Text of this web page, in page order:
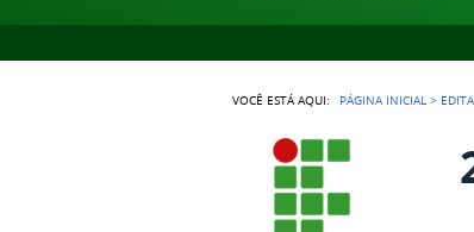
VOCÊ ESTÁ AQUI: PÁGINA INICIAL >